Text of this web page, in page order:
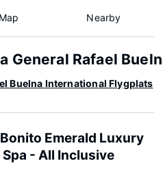
Map Nearby
General Rafael
Buelna International Flygplats
Emerald Luxury
- All Inclusive